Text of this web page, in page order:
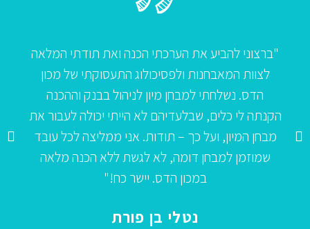
להביע את הערכתי הכנה ואת תודתי המלאה
ולפסיכולוג התעסוקתי של מכון
למבחן מיון לניהול בבנק וההכנה
כלים, שבלעדיהם לא הייתי יכולה לעבור את
ועל כך – תודות. אני ממליצה לכל עובד
למבחן דומה, לא לגשת ללא הכנה מלאה
במכון הדס. יישר כח!"
נטלי בן פורת
"ברצוני
הפוקוס
המנהלים